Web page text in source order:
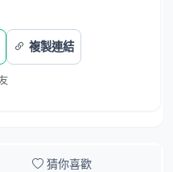
複製連結
猜你喜歡